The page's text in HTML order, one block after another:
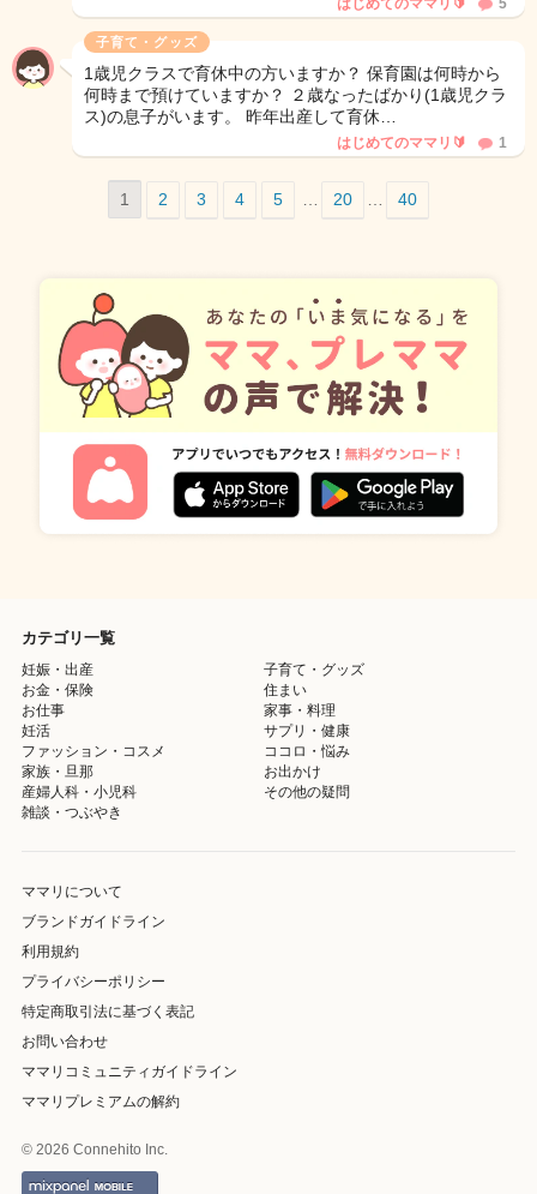
はじめてのママリ🔰 5
子育て・グッズ
1歳児クラスで育休中の方いますか？ 保育園は何時から
何時まで預けていますか？ ２歳なったばかり(1歳児クラ
ス)の息子がいます。 昨年出産して育休…
はじめてのママリ🔰 1
1 2 3 4 5 20 40
カテゴリ一覧
妊娠・出産
子育て・グッズ
お金・保険
住まい
お仕事
家事・料理
妊活
サプリ・健康
ファッション・コスメ
ココロ・悩み
家族・旦那
お出かけ
産婦人科・小児科
その他の疑問
雑談・つぶやき
ママリについて
ブランドガイドライン
利用規約
プライバシーポリシー
特定商取引法に基づく表記
お問い合わせ
ママリコミュニティガイドライン
ママリプレミアムの解約
© 2026 Connehito Inc.